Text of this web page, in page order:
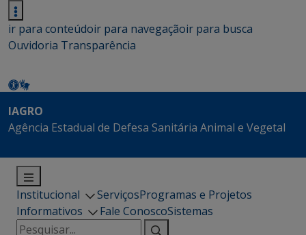
ir para conteúdoir para navegaçãoir para busca
Ouvidoria Transparência
IAGRO
Agência Estadual de Defesa Sanitária Animal e Vegetal
Institucional ServiçosProgramas e Projetos
Informativos
Fale ConoscoSistemas
Pesquisar